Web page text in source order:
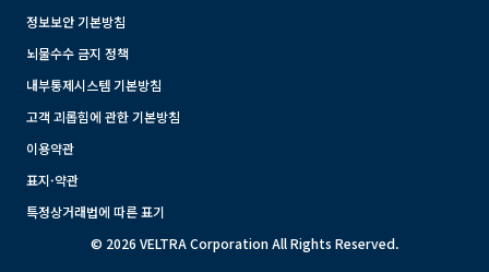
정보보안 기본방침
뇌물수수 금지 정책
내부통제시스템 기본방침
고객 괴롭힘에 관한 기본방침
이용약관
표지·약관
특정상거래법에 따른 표기
© 2026 VELTRA Corporation All Rights Reserved.